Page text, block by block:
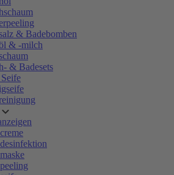
& Badebomben
& -milch
& Badesets
Seife